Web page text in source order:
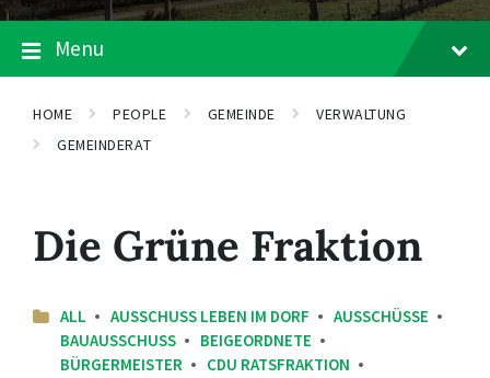
Menu
HOME PEOPLE GEMEINDE
VERWALTUNG
GEMEINDERAT
Die Grüne Fraktion
ALL AUSSCHUSS LEBEN IM DORF
AUSSCHÜSSE
BAUAUSSCHUSS
BEIGEORDNETE
BÜRGERMEISTER
CDU RATSFRAKTION